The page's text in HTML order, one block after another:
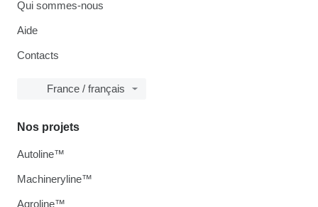
Qui sommes-nous
Aide
Contacts
France / français
Nos projets
Autoline™
Machineryline™
Agroline™